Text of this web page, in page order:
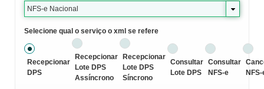
NFS-e Nacional
Selecione qual o serviço o xml se refere
Recepcionar
DPS
Recepcionar
Lote DPS
Assíncrono
Recepcionar
Lote DPS
Síncrono
Consultar
Lote DPS
Consultar
NFS-e
NFS-